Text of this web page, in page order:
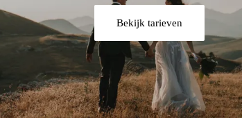
Bekijk tarieven